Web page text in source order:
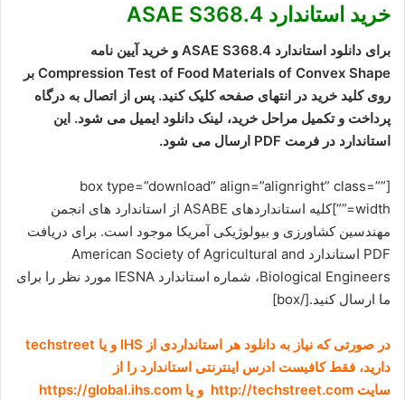
خرید استاندارد ASAE S368.4
برای دانلود استاندارد ASAE S368.4 و خرید آیین نامه
Compression Test of Food Materials of Convex Shape بر
روی کلید خرید در انتهای صفحه کلیک کنید. پس از اتصال به درگاه
پرداخت و تکمیل مراحل خرید، لینک دانلود ایمیل می شود. این
استاندارد در فرمت PDF ارسال می شود.
[box type=”download” align=”alignright” class=””
width=””]کلیه استانداردهای ASABE از استاندارد های انجمن
مهندسین کشاورزی و بیولوژیکی آمریکا موجود است. برای دریافت
PDF استاندارد American Society of Agricultural and
Biological Engineers، شماره استاندارد IESNA مورد نظر را برای
ما ارسال کنید.[/box]
در صورتی که نیاز به دانلود هر استانداردی از IHS و یا techstreet
دارید، فقط کافیست ادرس اینترنتی استاندارد را از
سایت http://techstreet.com و یا https://global.ihs.com